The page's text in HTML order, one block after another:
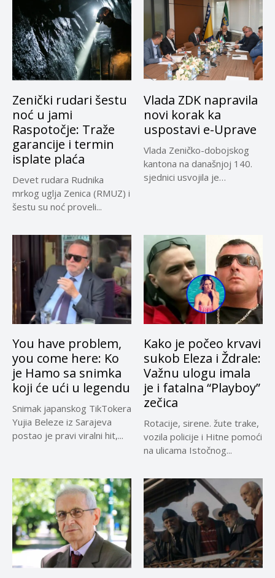
Zenički rudari šestu
noć u jami
Raspotočje: Traže
garancije i termin
isplate plaća
Devet rudara Rudnika
mrkog uglja Zenica (RMUZ) i
šestu su noć proveli...
Vlada ZDK napravila
novi korak ka
uspostavi e-Uprave
Vlada Zeničko-dobojskog
kantona na današnjoj 140.
sjednici usvojila je
You have problem,
you come here: Ko
je Hamo sa snimka
koji će ući u legendu
Snimak japanskog TikTokera
Yujia Beleze iz Sarajeva
postao je pravi viralni hit,...
Kako je počeo krvavi
sukob Eleza i Ždrale:
Važnu ulogu imala
je i fatalna “Playboy”
zečica
Rotacije, sirene. žute trake,
vozila policije i Hitne pomoći
na ulicama Istočnog...